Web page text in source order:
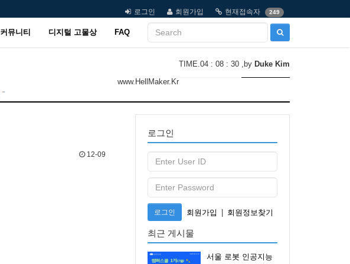
로그인 회원가입 현재접속자 249
커뮤니티 디지털 고물상 FAQ
TIME.04 : 08 : 30 ,by Duke Kim
www.HellMaker.Kr
12-09
로그인
로그인 회원가입 회원정보찾기
최근 게시물
서울 로봇 인공지능